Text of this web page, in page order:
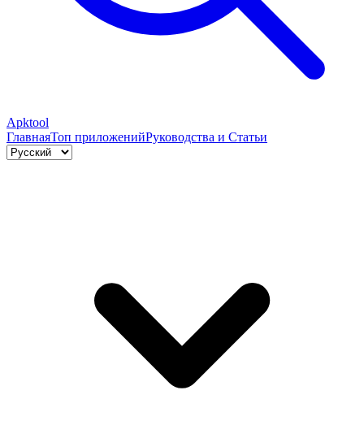
Apktool
ГлавнаяТоп приложенийРуководства и Статьи